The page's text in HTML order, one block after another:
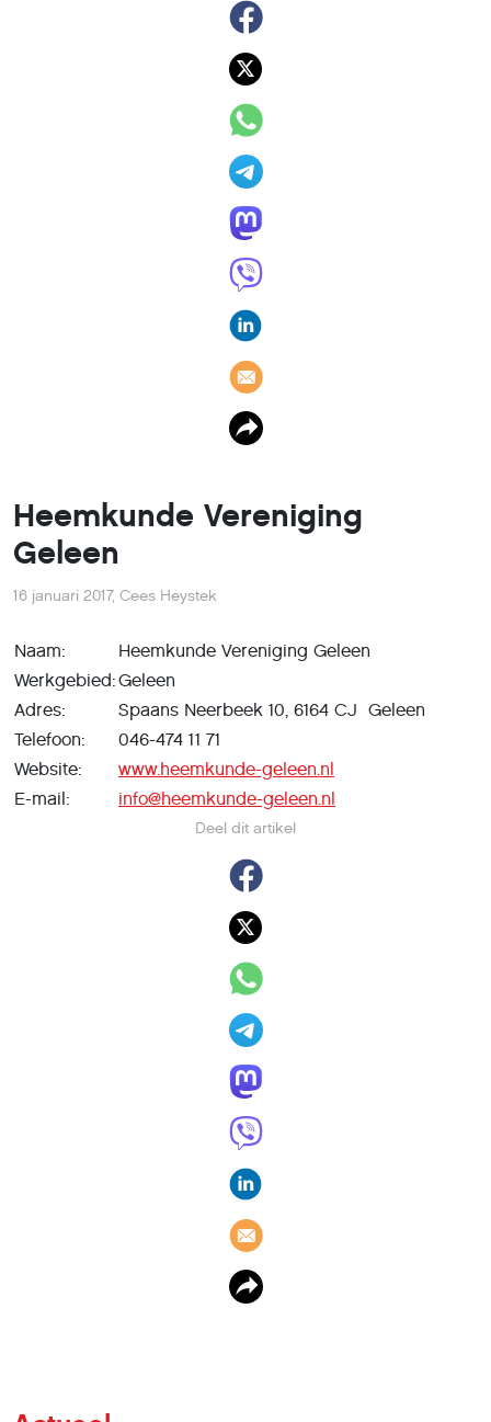
Heemkunde Vereniging
Geleen
Deel dit artikel
16 januari 2017, Cees Heystek
Naam:
Heemkunde Vereniging Geleen
Werkgebied:Geleen
Adres:
Spaans Neerbeek 10, 6164 CJ Geleen
Telefoon:
046-474 11 71
Website:
www.heemkunde-geleen.nl
E-mail:
info@heemkunde-geleen.nl